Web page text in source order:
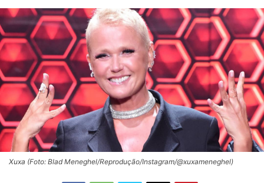
Xuxa (Foto: Blad Meneghel/Reprodução/Instagram/@xuxameneghel)